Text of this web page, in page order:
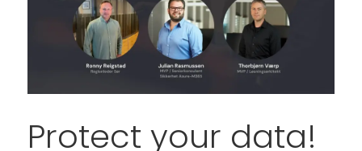
Protect your data!